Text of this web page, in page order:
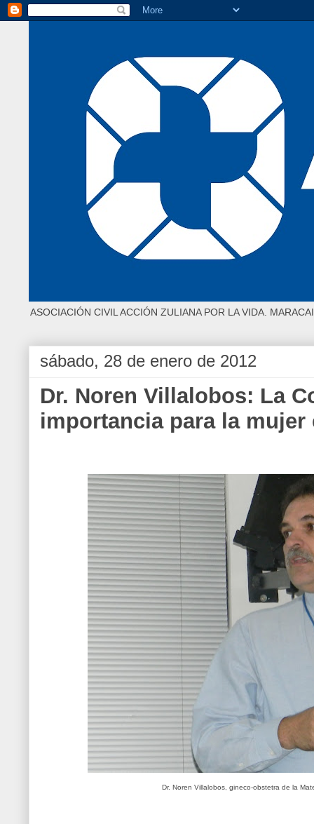
ASOCIACIÓN CIVIL ACCIÓN ZULIANA POR LA VIDA.
sábado, 28 de enero de 2012
Dr. Noren Villalobos: La
importancia para la mujer
Dr. Noren Villalobos, gineco-obstetra de la